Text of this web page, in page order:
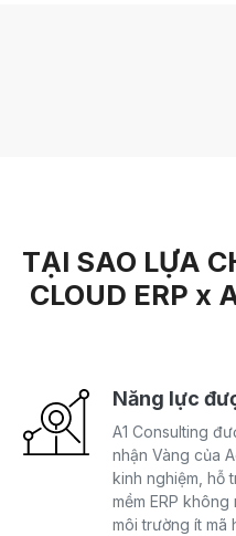
TẠI SAO LỰA
CLOUD ERP x
Năng lực
A1 Consulting
nhận Vàng của
kinh nghiệm, hỗ
mềm ERP
môi trường ít mã